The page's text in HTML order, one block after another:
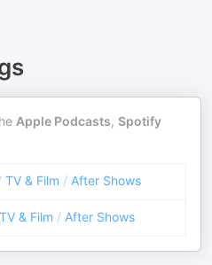
Apple Podcasts, Spotify
TV & Film / After Shows
TV & Film / After Shows